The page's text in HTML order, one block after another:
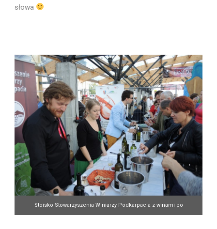
słowa
Stoisko Stowarzyszenia Winiarzy Podkarpacia z winami po